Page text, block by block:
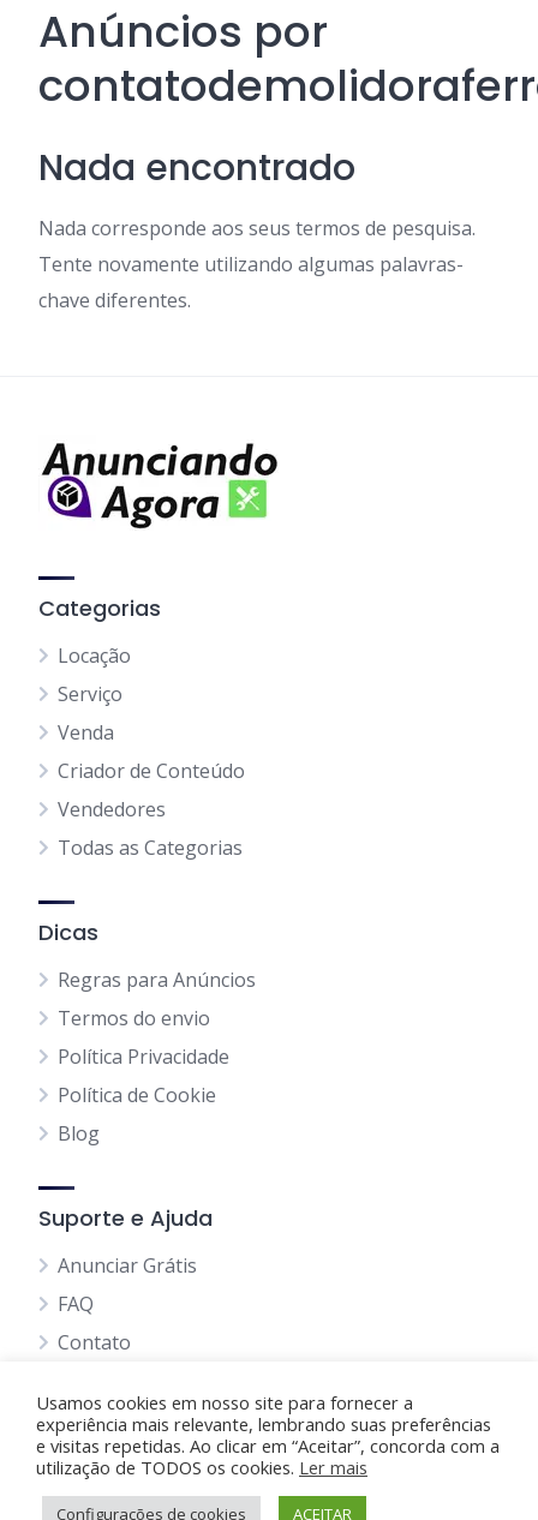
Anúncios por
Nada encontrado
Nada corresponde aos seus termos de pesquisa.
Tente novamente utilizando algumas palavras-
chave diferentes.
Categorias
Locação
Serviço
Venda
Criador de Conteúdo
Vendedores
Todas as Categorias
Dicas
Regras para Anúncios
Termos do envio
Política Privacidade
Política de Cookie
Blog
Suporte e Ajuda
Anunciar Grátis
FAQ
Contato
Anunciando Agora
Usamos cookies em nosso site para fornecer a
experiência mais relevante, lembrando suas preferências
e visitas repetidas. Ao clicar em “Aceitar”, concorda com a
utilização de TODOS os cookies. Ler mais
Configurações de cookies ACEITAR